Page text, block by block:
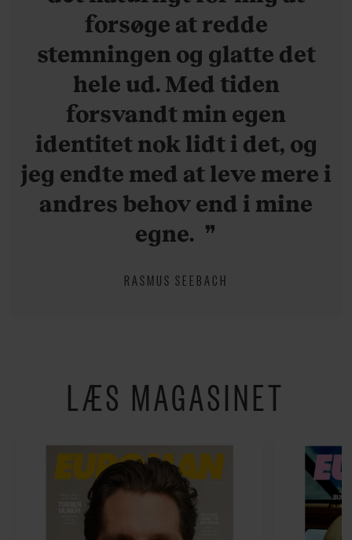
forsøge at redde
stemningen og glatte det
hele ud. Med tiden
forsvandt min egen
identitet nok lidt i det, og
jeg endte med at leve mere i
andres behov end i mine
egne.
RASMUS SEEBACH
LÆS MAGASINET